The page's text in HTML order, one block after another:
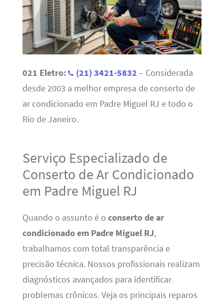
021 Eletro: (21) 3421-5832 – Considerada
desde 2003 a melhor empresa de conserto de
ar condicionado em Padre Miguel RJ e todo o
Rio de Janeiro.
Serviço Especializado de
Conserto de Ar Condicionado
em Padre Miguel RJ
Quando o assunto é o conserto de ar
condicionado em Padre Miguel RJ,
trabalhamos com total transparência e
precisão técnica. Nossos profissionais realizam
diagnósticos avançados para identificar
problemas crônicos. Veja os principais reparos